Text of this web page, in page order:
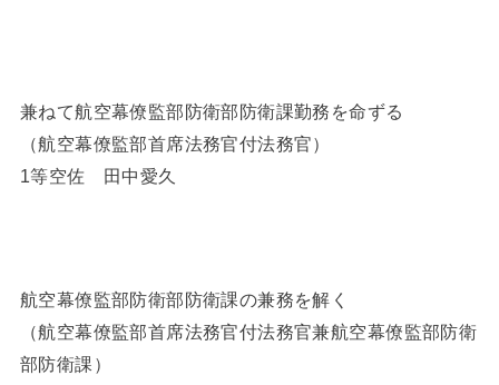
兼ねて航空幕僚監部防衛部防衛課勤務を命ずる
（航空幕僚監部首席法務官付法務官）
1等空佐 田中愛久
航空幕僚監部防衛部防衛課の兼務を解く
（航空幕僚監部首席法務官付法務官兼航空幕僚監部防衛
部防衛課）